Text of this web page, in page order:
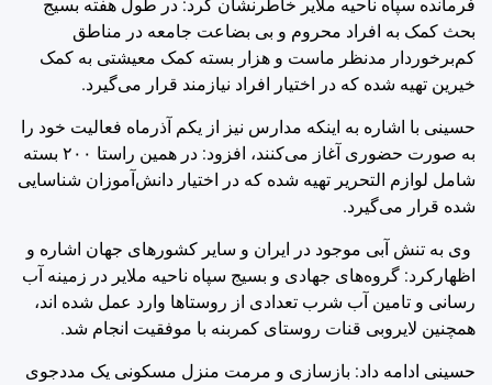
فرمانده سپاه ناحیه ملایر خاطرنشان کرد: در طول هفته بسیج
بحث کمک به افراد محروم و بی بضاعت جامعه در مناطق
کم‌برخوردار مدنظر ماست و هزار بسته کمک معیشتی به کمک
خیرین تهیه شده که در اختیار افراد نیازمند قرار می‌گیرد.
حسینی با اشاره به اینکه مدارس نیز از یکم آذرماه فعالیت خود را
به صورت حضوری آغاز می‌کنند، افزود: در همین راستا ۲۰۰ بسته
شامل لوازم التحریر تهیه شده که در اختیار دانش‌آموزان شناسایی
شده قرار می‌گیرد.
وی به تنش آبی موجود در ایران و سایر کشورهای جهان اشاره و
اظهارکرد: گروه‌های جهادی و بسیج سپاه ناحیه ملایر در زمینه آب
رسانی و تامین آب شرب تعدادی از روستاها وارد عمل شده اند،
همچنین لایروبی قنات روستای کمربنه با موفقیت انجام شد.
حسینی ادامه داد: بازسازی و مرمت منزل مسکونی یک مددجوی